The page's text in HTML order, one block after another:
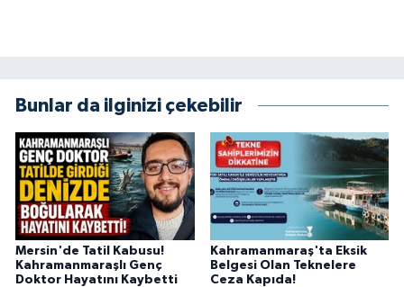
Bunlar da ilginizi çekebilir
Mersin'de Tatil Kabusu!
Kahramanmaraşlı Genç
Doktor Hayatını Kaybetti
Kahramanmaraş'ta Eksik
Belgesi Olan Teknelere
Ceza Kapıda!